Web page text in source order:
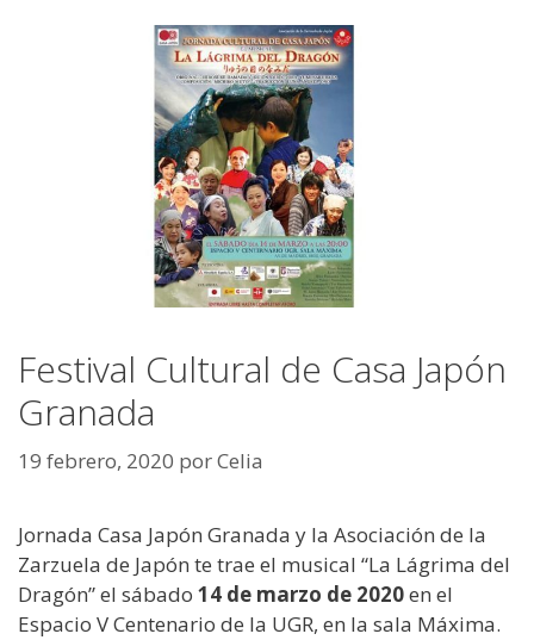
Festival Cultural de Casa Japón
Granada
19 febrero, 2020 porCelia
Jornada Casa Japón Granada y la Asociación de la
Zarzuela de Japón te trae el musical “La Lágrima del
Dragón” el sábado 14 de marzo de 2020en el
Espacio V Centenario de la UGR, en la sala Máxima.